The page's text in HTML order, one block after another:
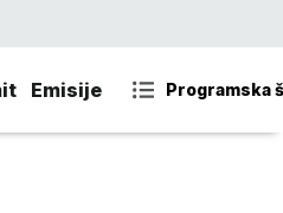
Emisije Programska